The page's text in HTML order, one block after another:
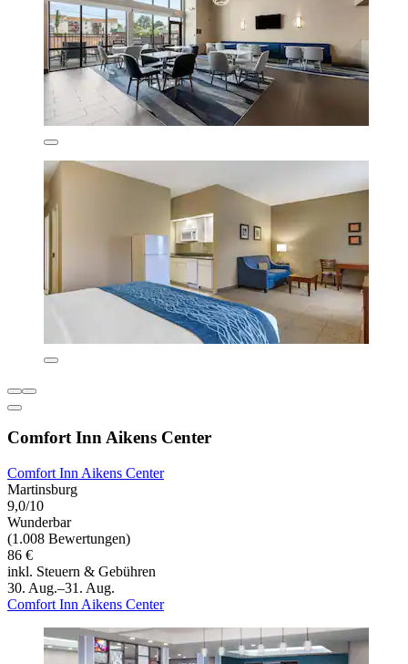
Comfort Inn Aikens Center
Comfort Inn Aikens Center
Martinsburg
9,0/10
Wunderbar
(1.008 Bewertungen)
86 €
inkl. Steuern & Gebühren
30. Aug.–31. Aug.
Comfort Inn Aikens Center